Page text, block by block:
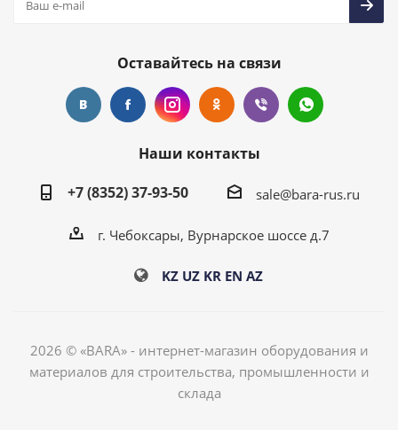
Оставайтесь на связи
Наши контакты
+7 (8352) 37-93-50
sale@bara-rus.ru
г. Чебоксары, Вурнарское шоссе д.7
KZ UZ KR EN AZ
2026 © «BARA» - интернет-магазин оборудования и
материалов для строительства, промышленности и
склада